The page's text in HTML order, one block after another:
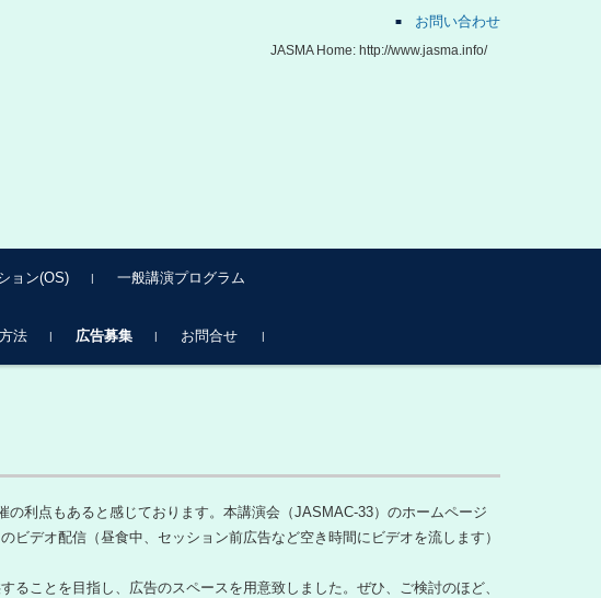
お問い合わせ
JASMA Home: http://www.jasma.info/
ョン(OS)
ョ
の
ー
一般講演プログラム
物質科学 OR1
燃焼 OR2
熱流体 OR3
法 広告募集 お問合せ
利点もあると感じております。本講演会（JASMAC-33）のホームページ
デオ配信（昼食中、セッション前広告など空き時間にビデオを流します）
ことを目指し、広告のスペースを用意致しました。ぜひ、ご検討のほど、